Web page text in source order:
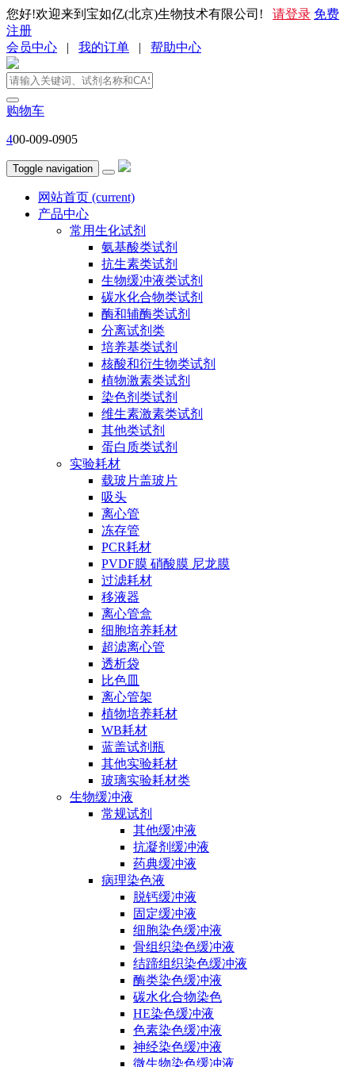
您好!欢迎来到宝如亿(北京)生物技术有限公司! 请登录 免费
注册
会员中心 | 我的订单 | 帮助中心
购物车
400-009-0905
Toggle navigation
网站首页 (current)
产品中心
常用生化试剂
氨基酸类试剂
抗生素类试剂
生物缓冲液类试剂
碳水化合物类试剂
酶和辅酶类试剂
分离试剂类
培养基类试剂
核酸和衍生物类试剂
植物激素类试剂
染色剂类试剂
维生素激素类试剂
其他类试剂
蛋白质类试剂
实验耗材
载玻片盖玻片
吸头
离心管
冻存管
PCR耗材
PVDF膜 硝酸膜 尼龙膜
过滤耗材
移液器
离心管盒
细胞培养耗材
超滤离心管
透析袋
比色皿
离心管架
植物培养耗材
WB耗材
蓝盖试剂瓶
其他实验耗材
玻璃实验耗材类
生物缓冲液
常规试剂
其他缓冲液
抗凝剂缓冲液
药典缓冲液
病理染色液
脱钙缓冲液
固定缓冲液
细胞染色缓冲液
骨组织染色缓冲液
结蹄组织染色缓冲液
酶类染色缓冲液
碳水化合物染色
HE染色缓冲液
色素染色缓冲液
神经染色缓冲液
微生物染色缓冲液